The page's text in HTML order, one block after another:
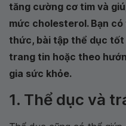
tăng cường cơ tim và
mức cholesterol. Bạn
thức, bài tập thể dục
trang tin hoặc theo
gia sức khỏe.
1. Thể dục và